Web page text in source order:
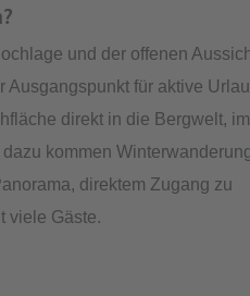
und der offenen
Ausgangspunkt für aktive
direkt in die Bergwelt,
kommen
direktem Zugang zu
viele Gäste.